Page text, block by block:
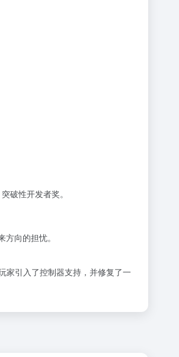
破性开发者奖。
向的担忧。
家引入了控制器支持，并修复了一